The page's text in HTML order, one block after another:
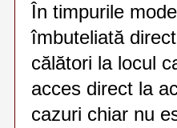
În timpurile
îmbuteliată
călători la locul
acces direct la
cazuri chiar nu